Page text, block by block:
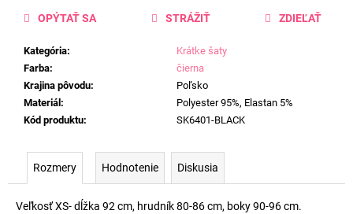
Kategória:
Krátke šaty
Farba:
čierna
Krajina pôvodu:
Poľsko
Materiál :
Polyester 95%, Elastan 5%
Kód produktu: SK6401-BLACK
OPÝTAŤ SA STRÁŽIŤ ZDIEĽAŤ
Rozmery Hodnotenie Diskusia
Veľkosť XS- dĺžka 92 cm, hrudník 80-86 cm, boky 90-96 cm.